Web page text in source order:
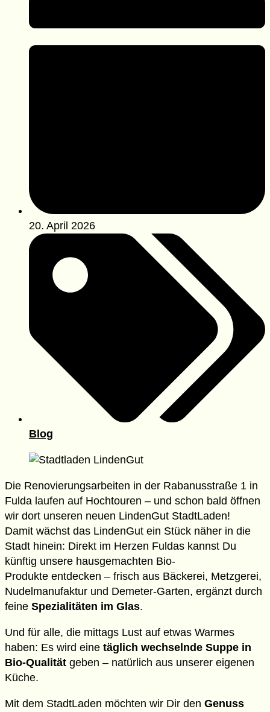
20. April 2026
Blog
Die Renovierungsarbeiten in der Rabanusstraße 1 in
Fulda laufen auf Hochtouren – und schon bald öffnen
wir dort unseren neuen LindenGut StadtLaden!
Damit wächst das LindenGut ein Stück näher in die
Stadt hinein: Direkt im Herzen Fuldas kannst Du
künftig unsere hausgemachten Bio-
Produkte entdecken – frisch aus Bäckerei, Metzgerei,
Nudelmanufaktur und Demeter-Garten, ergänzt durch
feine Spezialitäten im Glas.
Und für alle, die mittags Lust auf etwas Warmes
haben: Es wird eine täglich wechselnde Suppe in
Bio-Qualität geben – natürlich aus unserer eigenen
Küche.
Mit dem StadtLaden möchten wir Dir den Genuss